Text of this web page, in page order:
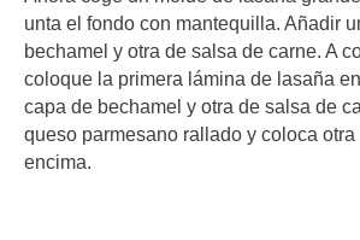
unta el fondo con mantequilla. Añadir
bechamel y otra de salsa de carne. A
coloque la primera lámina de lasaña
capa de bechamel y otra de salsa de
queso parmesano rallado y coloca
encima.